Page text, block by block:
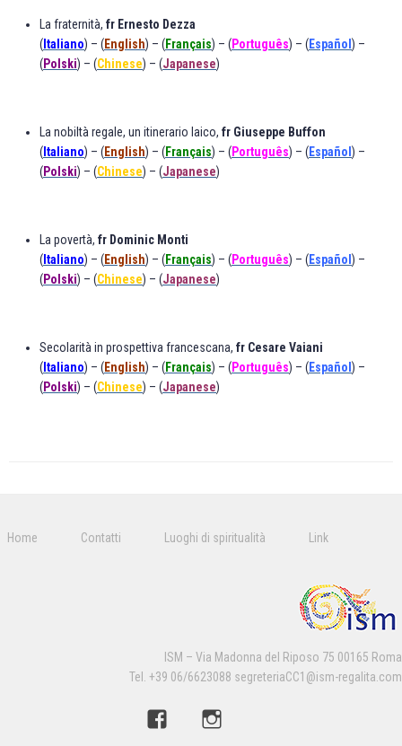
La fraternità, fr Ernesto Dezza
( Italiano) – (English) – (Français) – (Português) – (Español ) –
(Polski) – (Chinese) – (Japanese)
La nobiltà regale, un itinerario laico, fr Giuseppe Buffon
( Italiano) – (English) – (Français) – (Português) – (Español ) –
(Polski) – (Chinese) – (Japanese)
La povertà, fr Dominic Monti
( Italiano) – (English) – (Français) – (Português) – (Español ) –
(Polski) – (Chinese) – (Japanese)
Secolarità in prospettiva francescana, fr Cesare Vaiani
( Italiano) – (English) – (Français) – (Português) – (Español ) –
(Polski) – (Chinese) – (Japanese)
Home Contatti Luoghi di spiritualità Link
ISM – Via Madonna del Riposo 75 00165 Roma
Tel. +39 06/6623088 segreteriaCC1@ism-regalita.com
Facebook Instagram